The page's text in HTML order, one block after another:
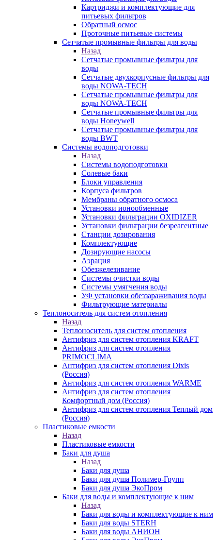
Картриджи и комплектующие для
питьевых фильтров
Обратный осмос
Проточные питьевые системы
Сетчатые промывные фильтры для воды
Назад
Сетчатые промывные фильтры для
воды
Сетчатые двухкорпусные фильтры для
воды NOWA-TECH
Сетчатые промывные фильтры для
воды NOWA-TECH
Сетчатые промывные фильтры для
воды Honeywell
Сетчатые промывные фильтры для
воды BWT
Системы водоподготовки
Назад
Системы водоподготовки
Солевые баки
Блоки управления
Корпуса фильтров
Мембраны обратного осмоса
Установки ионообменные
Установки фильтрации OXIDIZER
Установки фильтрации безреагентные
Станции дозирования
Комплектующие
Дозирующие насосы
Аэрация
Обезжелезивание
Системы очистки воды
Системы умягчения воды
УФ установки обеззараживания воды
Фильтрующие материалы
Теплоноситель для систем отопления
Назад
Теплоноситель для систем отопления
Антифриз для систем отопления KRAFT
Антифриз для систем отопления
PRIMOCLIMA
Антифриз для систем отопления Dixis
(Россия)
Антифриз для систем отопления WARME
Антифриз для систем отопления
Комфортный дом (Россия)
Антифриз для систем отопления Теплый дом
(Россия)
Пластиковые емкости
Назад
Пластиковые емкости
Баки для душа
Назад
Баки для душа
Баки для душа Полимер-Групп
Баки для душа ЭкоПром
Баки для воды и комплектующие к ним
Назад
Баки для воды и комплектующие к ним
Баки для воды STERH
Баки для воды АНИОН